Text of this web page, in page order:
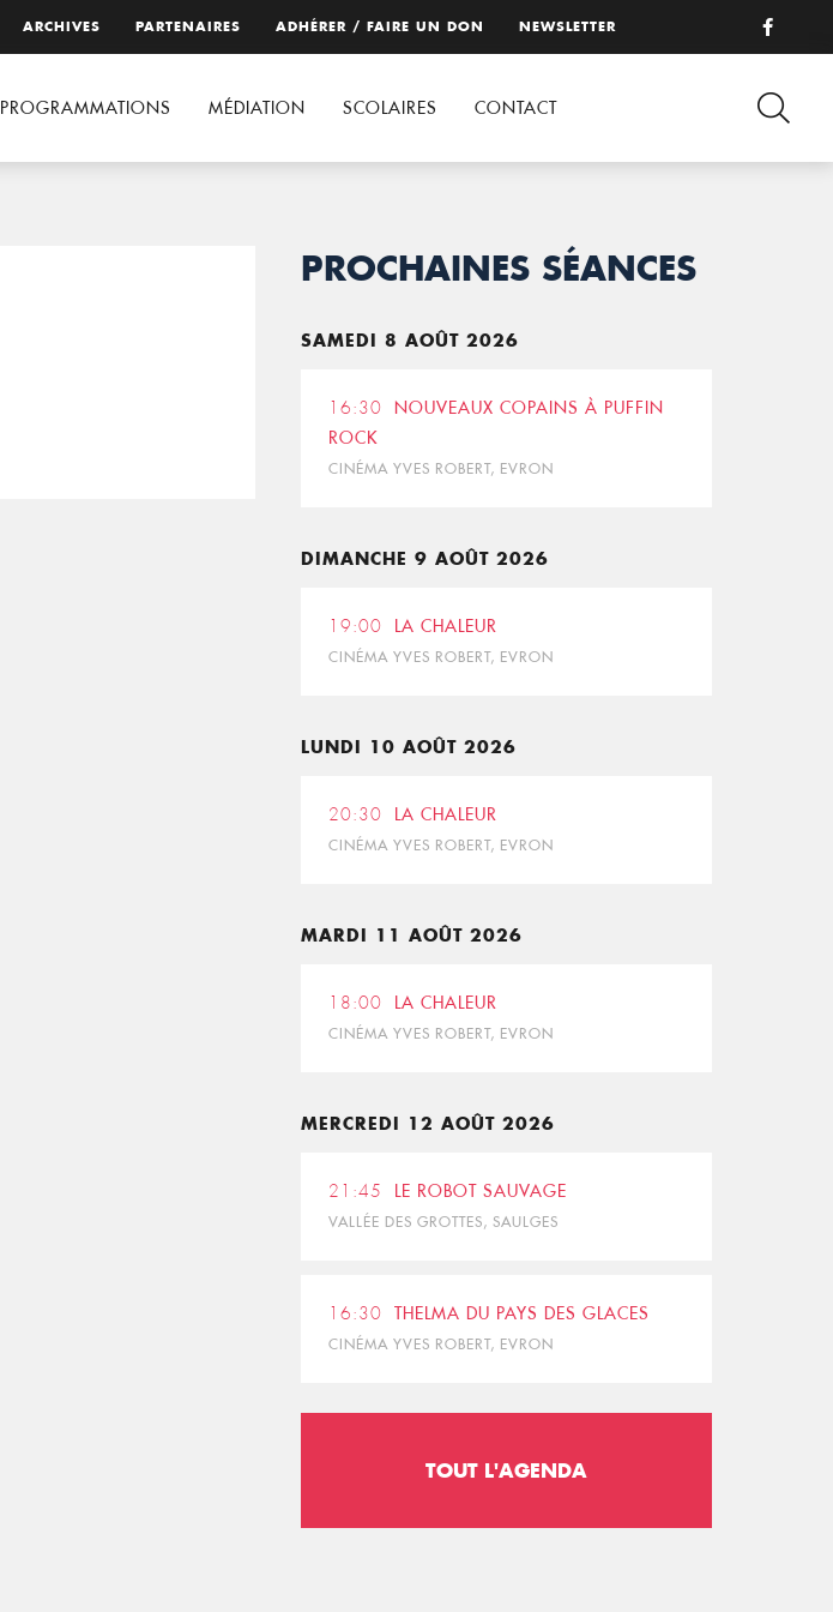
ARCHIVES PARTENAIRES ADHÉRER / FAIRE UN DON NEWSLETTER
PROGRAMMATIONS MÉDIATION SCOLAIRES CONTACT
PROCHAINES SÉANCES
SAMEDI 8 AOÛT 2026
16:30
NOUVEAUX COPAINS À PUFFIN
ROCK
CINÉMA YVES ROBERT, EVRON
DIMANCHE 9 AOÛT 2026
19:00 LA CHALEUR
CINÉMA YVES ROBERT, EVRON
LUNDI 10 AOÛT 2026
20:30 LA CHALEUR
CINÉMA YVES ROBERT, EVRON
MARDI 11 AOÛT 2026
18:00 LA CHALEUR
CINÉMA YVES ROBERT, EVRON
MERCREDI 12 AOÛT 2026
21:45 LE ROBOT SAUVAGE
VALLÉE DES GROTTES, SAULGES
16:30 THELMA DU PAYS DES GLACES
CINÉMA YVES ROBERT, EVRON
TOUT L'AGENDA